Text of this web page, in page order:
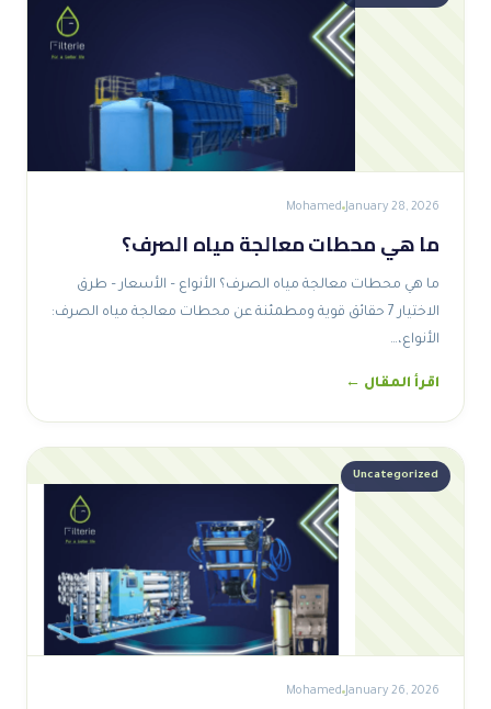
January 28, 2026
Mohamed
ما هي محطات معالجة مياه الصرف؟
ما هي محطات معالجة مياه الصرف؟ الأنواع – الأسعار – طرق
الاختيار 7 حقائق قوية ومطمئنة عن محطات معالجة مياه الصرف:
الأنواع،…
اقرأ المقال ←
Uncategorized
January 26, 2026
Mohamed